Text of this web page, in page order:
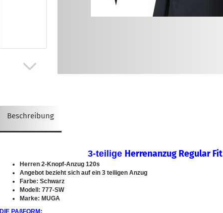
Beschreibung
3-teilige Herrenanzug Regular Fit
Herren 2-Knopf-Anzug 120s
Angebot bezieht sich auf ein 3 teiligen Anzug
Farbe: Schwarz
Modell: 777-SW
Marke: MUGA
DIE PAßFORM: